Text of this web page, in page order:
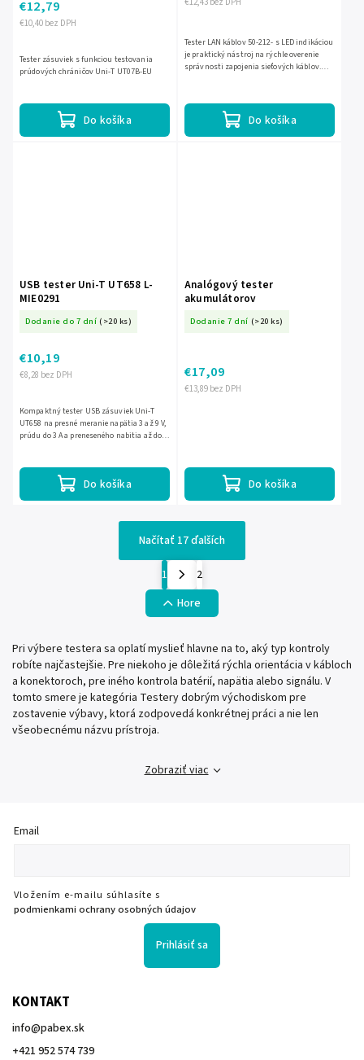
€10,40 bez DPH
€12,79
Do košíka
Tester zásuviek s funkciou testovania
prúdových chráničov Uni-T UT07B-EU
Do košíka
Tester LAN káblov 50-212- s LED indikáciou
je praktický nástroj na rýchle overenie
správnosti zapojenia sieťových káblov.
USB tester Uni-T UT658 L-
MIE0291
Dodanie do 7 dní (>20 ks)
€8,28 bez DPH
€10,19
Do košíka
Kompaktný tester USB zásuviek Uni-T
UT658 na presné meranie napätia 3 až 9 V,
prúdu do 3 A a preneseného nabitia až do
Analógový tester
akumulátorov
Dodanie 7 dní (>20 ks)
€13,89 bez DPH
€17,09
Do košíka
Načítať 17 ďalších
1
2
Hore
Pri výbere testera sa oplatí myslieť hlavne na to, aký typ kontroly
robíte najčastejšie. Pre niekoho je dôležitá rýchla orientácia v kábloch
a konektoroch, pre iného kontrola batérií, napätia alebo signálu. V
tomto smere je kategória Testery dobrým východiskom pre
zostavenie výbavy, ktorá zodpovedá konkrétnej práci a nie len
všeobecnému názvu prístroja.
Zobraziť viac
Email
Vložením e-mailu súhlasíte s
podmienkami ochrany osobných údajov
Prihlásiť sa
KONTAKT
info@pabex.sk
+421 952 574 739